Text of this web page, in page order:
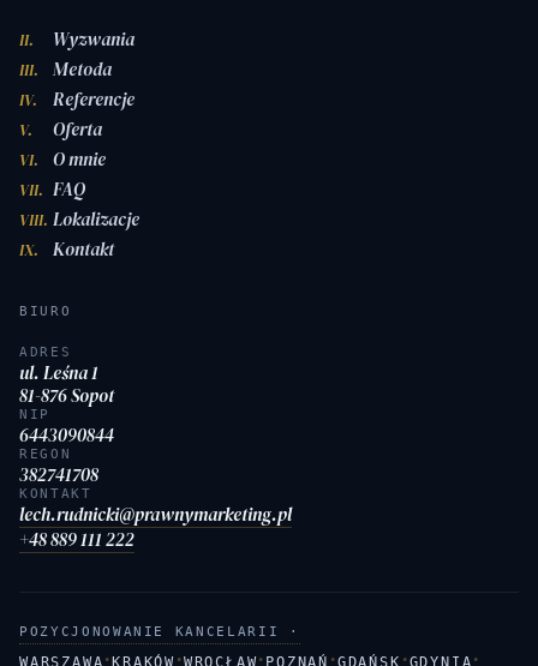
II. Wyzwania
III. Metoda
IV. Referencje
V. Oferta
VI. O mnie
VII. FAQ
VIII. Lokalizacje
IX. Kontakt
BIURO
ADRES
ul. Leśna 1
81-876 Sopot
NIP
6443090844
REGON
382741708
KONTAKT
lech.rudnicki@prawnymarketing.pl
+48 889 111 222
POZYCJONOWANIE KANCELARII ·
WARSZAWA ·KRAKÓW ·WROCŁAW· POZNAŃ ·GDAŃSK ·GDYNIA ·